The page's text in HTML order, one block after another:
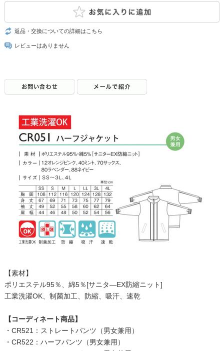
返品・交換についての詳細はこちら
レビューはありません
【素材】
ポリエステル95％、綿5％[サニタ―EX防縮ニット]
工業洗濯OK、制菌加工、防縮、吸汗、速乾
【コーディネート商品】
・ CR521：ストレートパンツ（男女兼用）
・ CR522：ハーフパンツ（男女兼用）